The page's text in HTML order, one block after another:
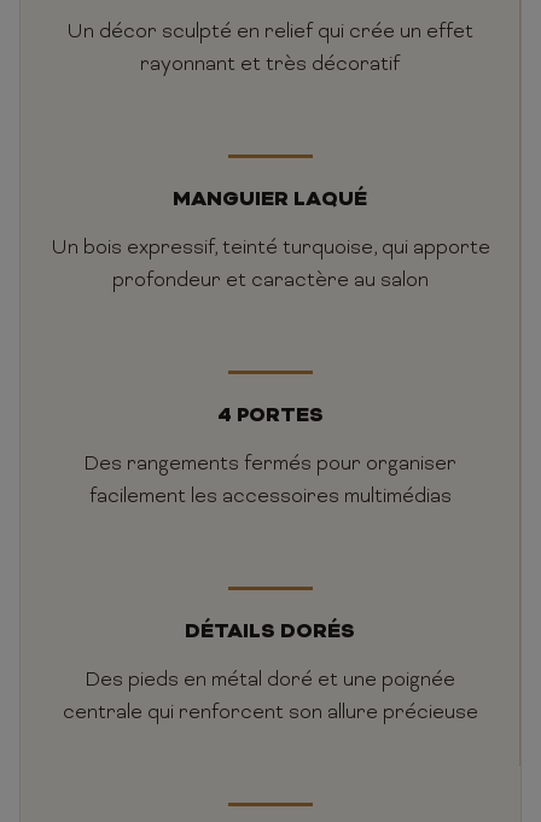
Un décor sculpté en relief qui crée un effet
rayonnant et très décoratif
MANGUIER LAQUÉ
Un bois expressif, teinté turquoise, qui apporte
profondeur et caractère au salon
4 PORTES
Des rangements fermés pour organiser
facilement les accessoires multimédias
DÉTAILS DORÉS
Des pieds en métal doré et une poignée
centrale qui renforcent son allure précieuse